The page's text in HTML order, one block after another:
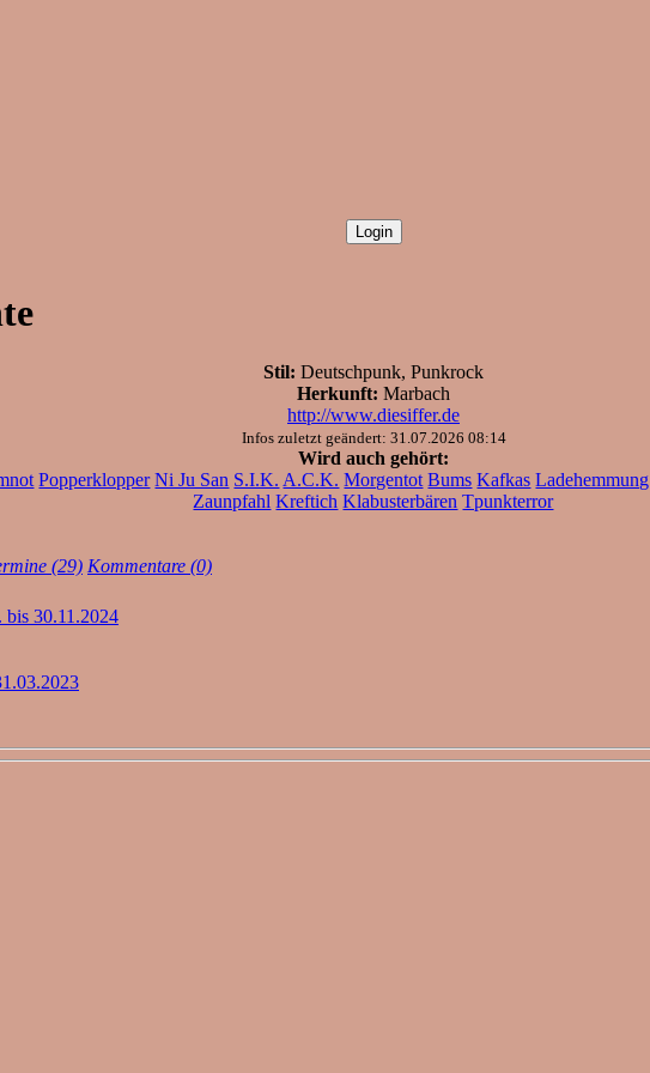
Stil: Deutschpunk, Punkrock
Herkunft: Marbach
http://www.diesiffer.de
Infos zuletzt geändert: 31.07.2026 08:14
Wird auch gehört:
Popperklopper Ni Ju San S.I.K. A.C.K. Morgentot Bums Kafkas Ladehemmung
Zaunpfahl Kreftich Klabusterbären Tpunkterror
(29) Kommentare (0)
bis 30.11.2024